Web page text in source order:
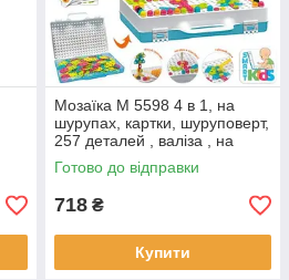
Мозаїка M 5598 4 в 1, на
шурупах, картки, шуруповерт,
257 деталей , валіза , на
батарейках, в коробці, 31-25-
8,5 см.
Готово до відправки
718 ₴
Купити